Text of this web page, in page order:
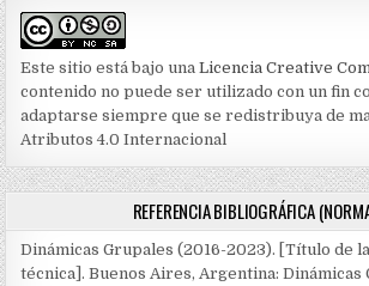
Este sitio está bajo unaLicencia Creative
contenido no puede ser utilizado con un fin
adaptarse siempre que se redistribuya de
Atributos 4.0 Internacional
REFERENCIA BIBLIOGRÁFICA
Dinámicas Grupales (2016-2023). [Título de
técnica]. Buenos Aires, Argentina: Dinámicas